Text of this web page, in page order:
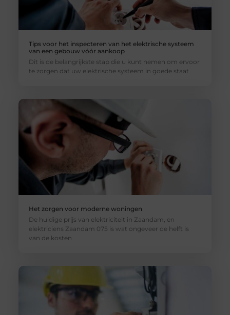
Tips voor het inspecteren van het elektrische systeem
van een gebouw vóór aankoop
Dit is de belangrijkste stap die u kunt nemen om ervoor
te zorgen dat uw elektrische systeem in goede staat
Het zorgen voor moderne woningen
De huidige prijs van elektriciteit in Zaandam, en
elektriciens Zaandam 075 is wat ongeveer de helft is
van de kosten